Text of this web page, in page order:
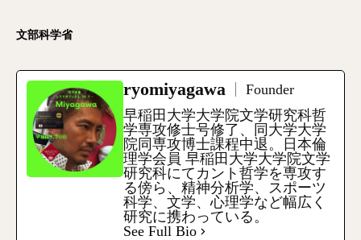
文部科学省
ryomiyagawa
Founder
早稲田大学大学院文学研究科哲
学専攻修士号修了、同大学大学
院同専攻博士課程中退。日本倫
理学会員 早稲田大学大学院文学
研究科にてカント哲学を専攻す
る傍ら、精神分析学、スポーツ
科学、文学、心理学など幅広く
研究に携わっている。
See Full Bio